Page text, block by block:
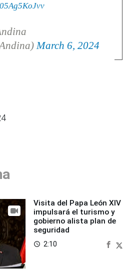
March 6, 2024
Visita del Papa León XIV
impulsará el turismo y
gobierno alista plan de
seguridad
access_time 2:10